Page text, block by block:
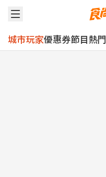
城市玩家優惠券節目熱門